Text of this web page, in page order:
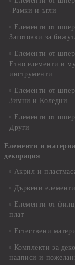
-Рамки и ъгли
Елементи от
Заготовки за
Елементи от
Етно елементи и
инструменти
Елементи от
Зимни и Коледни
Елементи от
Други
Елементи и
декорация
Акрил и
Дървени елементи
Елементи от
плат
Естествени
Комплекти за
надписи и